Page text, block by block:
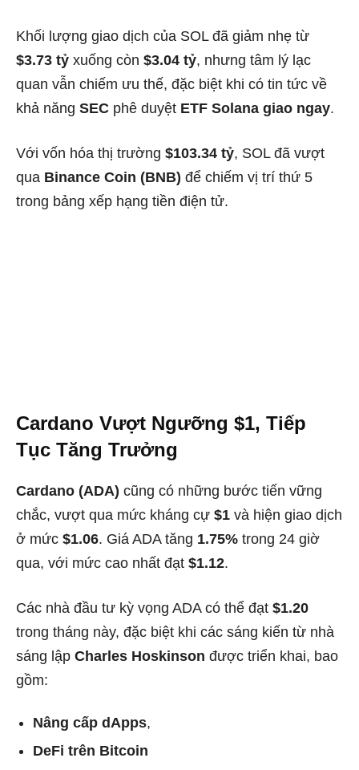
Khối lượng giao dịch của SOL đã giảm nhẹ từ
$3.73 tỷ xuống còn $3.04 tỷ, nhưng tâm lý lạc
quan vẫn chiếm ưu thế, đặc biệt khi có tin tức về
khả năng SEC phê duyệt ETF Solana giao ngay.
Với vốn hóa thị trường $103.34 tỷ, SOL đã vượt
qua Binance Coin (BNB) để chiếm vị trí thứ 5
trong bảng xếp hạng tiền điện tử.
Cardano Vượt Ngưỡng $1, Tiếp
Tục Tăng Trưởng
Cardano (ADA) cũng có những bước tiến vững
chắc, vượt qua mức kháng cự $1 và hiện giao dịch
ở mức $1.06. Giá ADA tăng 1.75% trong 24 giờ
qua, với mức cao nhất đạt $1.12.
Các nhà đầu tư kỳ vọng ADA có thể đạt $1.20
trong tháng này, đặc biệt khi các sáng kiến từ nhà
sáng lập Charles Hoskinson được triển khai, bao
gồm:
Nâng cấp dApps,
DeFi trên Bitcoin